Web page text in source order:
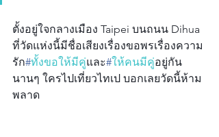
ตั้งอยู่ใจกลางเมือง Taipei บนถนน Dihua
ที่วัดแห่งนี้มีชื่อเสียงเรื่องขอพรเรื่องความ
รัก#ทั้งขอให้มีคู่และ#ให้คนมีคู่อยู่กัน
นานๆ ใครไปเที่ยวไทเป บอกเลยวัดนี้ห้าม
พลาด